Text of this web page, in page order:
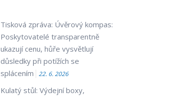
Tisková zpráva: Úvěrový kompas:
Poskytovatelé transparentně
ukazují cenu, hůře vysvětlují
důsledky při potížích se
splácením
22. 6. 2026
Kulatý stůl: Výdejní boxy,